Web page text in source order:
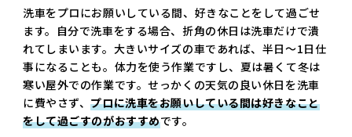
洗車をプロにお願いしている間、好きなことをして過ごせ
ます。自分で洗車をする場合、折角の休日は洗車だけで潰
れてしまいます。大きいサイズの車であれば、半日～1日仕
事になることも。体力を使う作業ですし、夏は暑くて冬は
寒い屋外での作業です。せっかくの天気の良い休日を洗車
に費やさず、プロに洗車をお願いしている間は好きなこと
をして過ごすのがおすすめです。